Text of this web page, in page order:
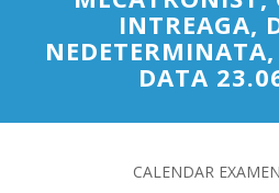
INTREAGA,
DATA
CALENDAR